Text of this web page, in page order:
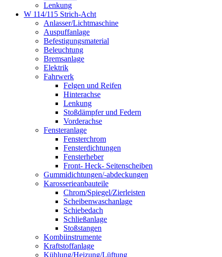
Lenkung
W 114/115 Strich-Acht
Anlasser/Lichtmaschine
Auspuffanlage
Befestigungsmaterial
Beleuchtung
Bremsanlage
Elektrik
Fahrwerk
Felgen und Reifen
Hinterachse
Lenkung
Stoßdämpfer und Federn
Vorderachse
Fensteranlage
Fensterchrom
Fensterdichtungen
Fensterheber
Front- Heck- Seitenscheiben
Gummidichtungen/-abdeckungen
Karosserieanbauteile
Chrom/Spiegel/Zierleisten
Scheibenwaschanlage
Schiebedach
Schließanlage
Stoßstangen
Kombiinstrumente
Kraftstoffanlage
Kühlung/Heizung/Lüftung